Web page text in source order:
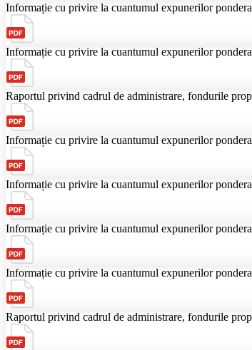
Informație cu privire la cuantumul expunerilor
Informație cu privire la cuantumul expunerilor
Raportul privind cadrul de administrare, fondurile
Informație cu privire la cuantumul expunerilor
Informație cu privire la cuantumul expunerilor
Informație cu privire la cuantumul expunerilor
Informație cu privire la cuantumul expunerilor
Raportul privind cadrul de administrare, fondurile